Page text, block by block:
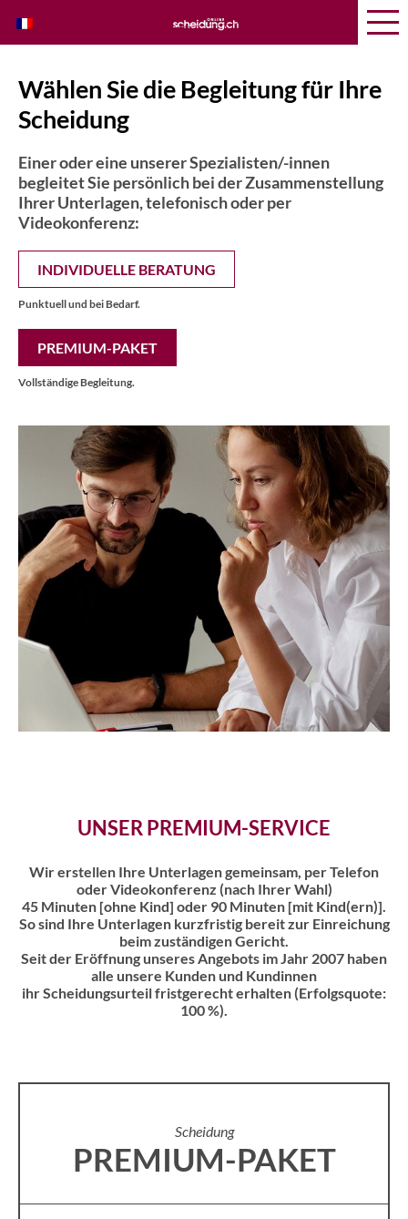
Wählen Sie die Begleitung für Ihre
Scheidung
Einer oder eine unserer Spezialisten/-innen
begleitet Sie persönlich bei der Zusammenstellung
Ihrer Unterlagen, telefonisch oder per
Videokonferenz:
INDIVIDUELLE BERATUNG
Punktuell und bei Bedarf.
PREMIUM-PAKET
Vollständige Begleitung.
UNSER PREMIUM-SERVICE
Wir erstellen Ihre Unterlagen gemeinsam, per Telefon
oder Videokonferenz (nach Ihrer Wahl)
45 Minuten [ohne Kind] oder 90 Minuten [mit Kind(ern)].
So sind Ihre Unterlagen kurzfristig bereit zur Einreichung
beim zuständigen Gericht.
Seit der Eröffnung unseres Angebots im Jahr 2007 haben
alle unsere Kunden und Kundinnen
ihr Scheidungsurteil fristgerecht erhalten (Erfolgsquote:
100 %).
Scheidung
PREMIUM-PAKET